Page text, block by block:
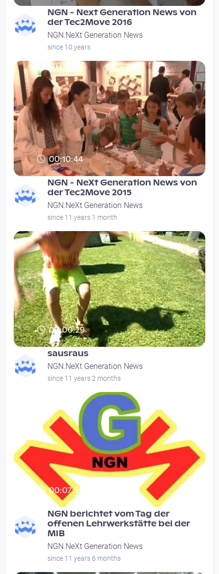
NGN - Next Generation News von
der Tec2Move 2016
NGN.NeXt Generation News
since 10 years
00:10:44
NGN - NeXt Generation News von
der Tec2Move 2015
NGN.NeXt Generation News
since 11 years 1 month
00:00:29
sausraus
NGN.NeXt Generation News
since 11 years 2 months
00:07:59
NGN berichtet vom Tag der
offenen Lehrwerkstätte bei der
MIB
NGN.NeXt Generation News
since 11 years 6 months